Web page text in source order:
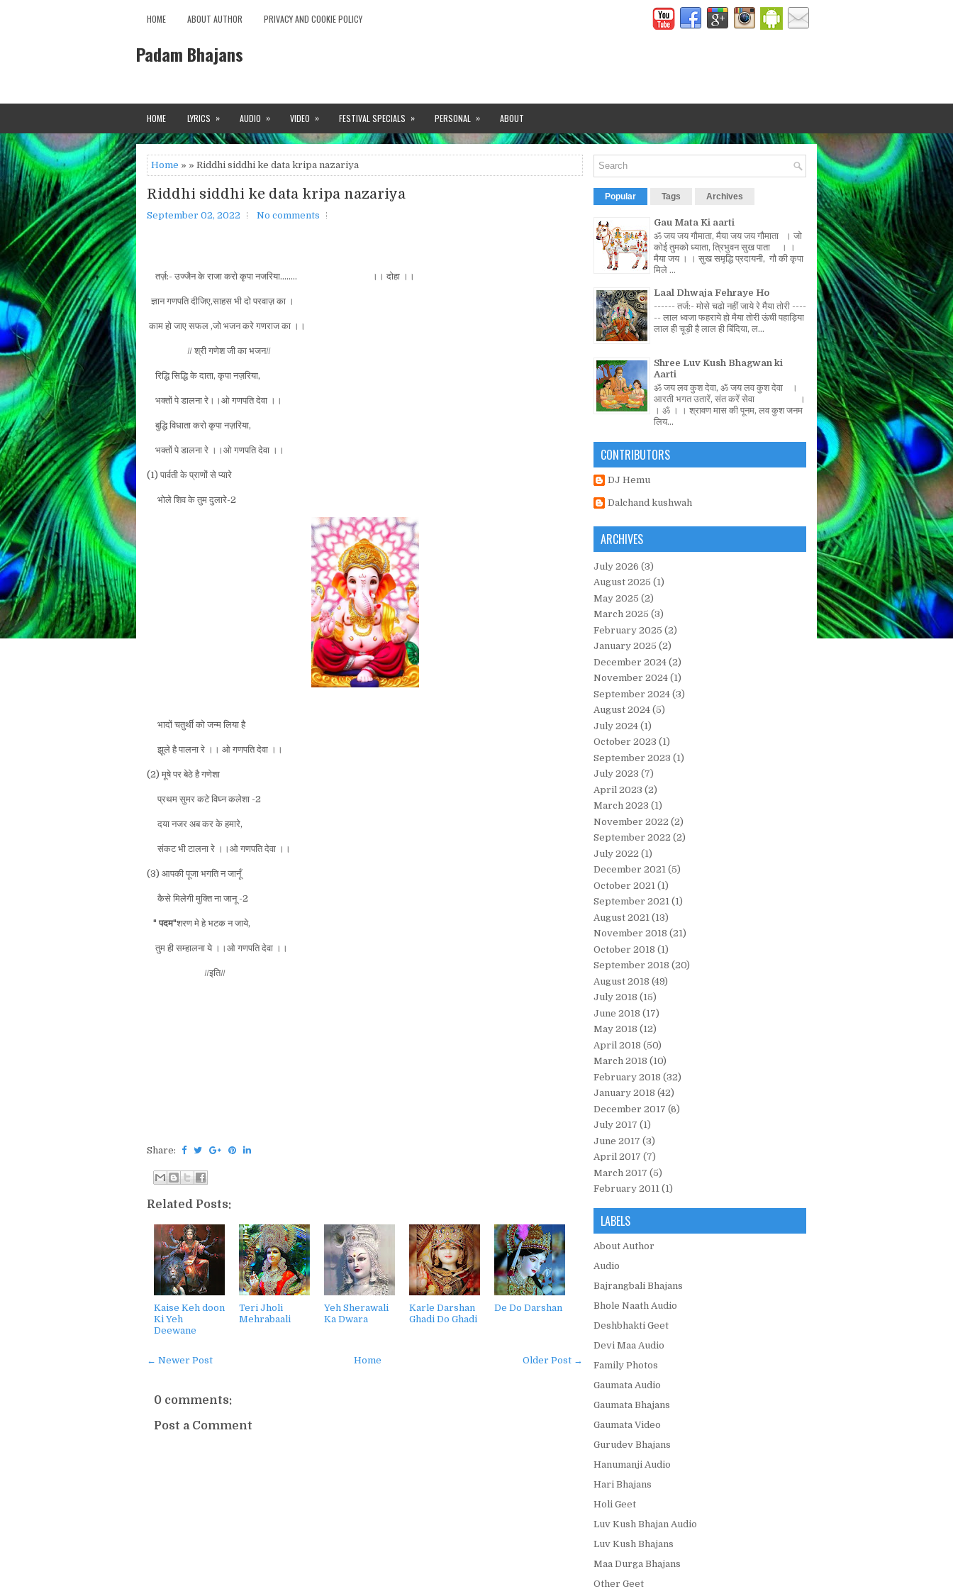
HOME ABOUT AUTHOR PRIVACY AND COOKIE POLICY
Padam Bhajans
HOME LYRICS » AUDIO » VIDEO » FESTIVAL SPECIALS » PERSONAL » ABOUT
Home » » Riddhi siddhi ke data kripa nazariya
Riddhi siddhi ke data kripa nazariya
September 02, 2022 No comments
तर्ज़:- उज्जैन के राजा करो कृपा नजरिया........ ।। दोहा ।।
ज्ञान गणपति दीजिए,साहस भी दो परवाज़ का ।
काम हो जाए सफल ,जो भजन करे गणराज का ।।
// श्री गणेश जी का भजन//
रिद्धि सिद्धि के दाता, कृपा नज़रिया,
भक्तों पे डालना रे।।ओ गणपति देवा ।।
बुद्धि विधाता करो कृपा नज़रिया,
भक्तों पे डालना रे ।।ओ गणपति देवा ।।
(1) पार्वती के प्राणों से प्यारे
भोले शिव के तुम दुलारे-2
भादों चतुर्थी को जन्म लिया है
झूले है पालना रे ।। ओ गणपति देवा ।।
(2) मूषे पर बेठे है गणेशा
प्रथम सुमर कटे विघ्न कलेशा -2
दया नजर अब कर के हमारे,
संकट भी टालना रे ।।ओ गणपति देवा ।।
(3) आपकी पूजा भगति न जानूँ
कैसे मिलेगी मुक्ति ना जानू -2
" पदम"शरण मे हे भटक न जाये,
तुम ही सम्हालना ये ।।ओ गणपति देवा ।।
//इति//
Share:
Related Posts:
Kaise Keh doon
Ki Yeh
Deewane
Teri Jholi
Mehrabaali
Yeh Sherawali
Ka Dwara
Karle Darshan
Ghadi Do Ghadi
De Do Darshan
← Newer Post Older Post →
Home
0 comments:
Post a Comment
Popular Tags Archives
Gau Mata Ki aarti
ॐ जय जय गौमाता, मैया जय जय गौमाता । जो
कोई तुमको ध्याता, त्रिभुवन सुख पाता । ।
मैया जय । । सुख समृद्धि प्रदायनी, गौ की कृपा
मिले ...
Laal Dhwaja Fehraye Ho
------ तर्ज:- मोसे चढो नहीं जाये रे मैया तोरी ----
-- लाल ध्वजा फहराये हो मैया तोरी ऊंची पहाड़िया
लाल ही चूड़ी है लाल ही बिंदिया, ल...
Shree Luv Kush Bhagwan ki
Aarti
ॐ जय लव कुश देवा, ॐ जय लव कुश देवा ।
आरती भगत उतारें, संत करें सेवा ।
। ॐ । । श्रावण मास की पूनम, लव कुश जनम
लिय...
CONTRIBUTORS
DJ Hemu
Dalchand kushwah
ARCHIVES
July 2026 (3)
August 2025 (1)
May 2025 (2)
March 2025 (3)
February 2025 (2)
January 2025 (2)
December 2024 (2)
November 2024 (1)
September 2024 (3)
August 2024 (5)
July 2024 (1)
October 2023 (1)
September 2023 (1)
July 2023 (7)
April 2023 (2)
March 2023 (1)
November 2022 (2)
September 2022 (2)
July 2022 (1)
December 2021 (5)
October 2021 (1)
September 2021 (1)
August 2021 (13)
November 2018 (21)
October 2018 (1)
September 2018 (20)
August 2018 (49)
July 2018 (15)
June 2018 (17)
May 2018 (12)
April 2018 (50)
March 2018 (10)
February 2018 (32)
January 2018 (42)
December 2017 (6)
July 2017 (1)
June 2017 (3)
April 2017 (7)
March 2017 (5)
February 2011 (1)
LABELS
About Author
Audio
Bajrangbali Bhajans
Bhole Naath Audio
Deshbhakti Geet
Devi Maa Audio
Family Photos
Gaumata Audio
Gaumata Bhajans
Gaumata Video
Gurudev Bhajans
Hanumanji Audio
Hari Bhajans
Holi Geet
Luv Kush Bhajan Audio
Luv Kush Bhajans
Maa Durga Bhajans
Other Geet